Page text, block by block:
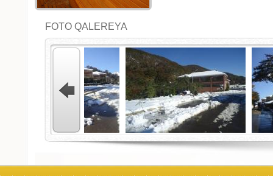
FOTO QALEREYA